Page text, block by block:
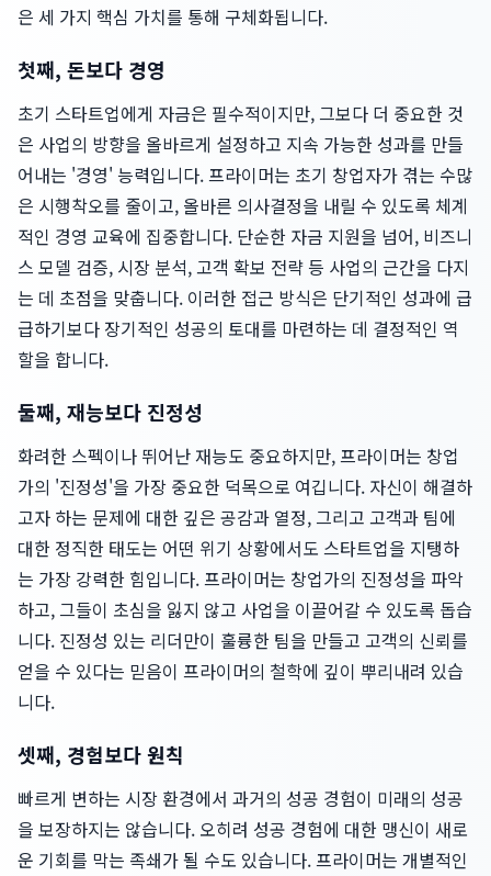
은 세 가지 핵심 가치를 통해 구체화됩니다.
첫째, 돈보다 경영
초기 스타트업에게 자금은 필수적이지만, 그보다 더 중요한 것
은 사업의 방향을 올바르게 설정하고 지속 가능한 성과를 만들
어내는 '경영' 능력입니다. 프라이머는 초기 창업자가 겪는 수많
은 시행착오를 줄이고, 올바른 의사결정을 내릴 수 있도록 체계
적인 경영 교육에 집중합니다. 단순한 자금 지원을 넘어, 비즈니
스 모델 검증, 시장 분석, 고객 확보 전략 등 사업의 근간을 다지
는 데 초점을 맞춥니다. 이러한 접근 방식은 단기적인 성과에 급
급하기보다 장기적인 성공의 토대를 마련하는 데 결정적인 역
할을 합니다.
둘째, 재능보다 진정성
화려한 스펙이나 뛰어난 재능도 중요하지만, 프라이머는 창업
가의 '진정성'을 가장 중요한 덕목으로 여깁니다. 자신이 해결하
고자 하는 문제에 대한 깊은 공감과 열정, 그리고 고객과 팀에
대한 정직한 태도는 어떤 위기 상황에서도 스타트업을 지탱하
는 가장 강력한 힘입니다. 프라이머는 창업가의 진정성을 파악
하고, 그들이 초심을 잃지 않고 사업을 이끌어갈 수 있도록 돕습
니다. 진정성 있는 리더만이 훌륭한 팀을 만들고 고객의 신뢰를
얻을 수 있다는 믿음이 프라이머의 철학에 깊이 뿌리내려 있습
니다.
셋째, 경험보다 원칙
빠르게 변하는 시장 환경에서 과거의 성공 경험이 미래의 성공
을 보장하지는 않습니다. 오히려 성공 경험에 대한 맹신이 새로
운 기회를 막는 족쇄가 될 수도 있습니다. 프라이머는 개별적인